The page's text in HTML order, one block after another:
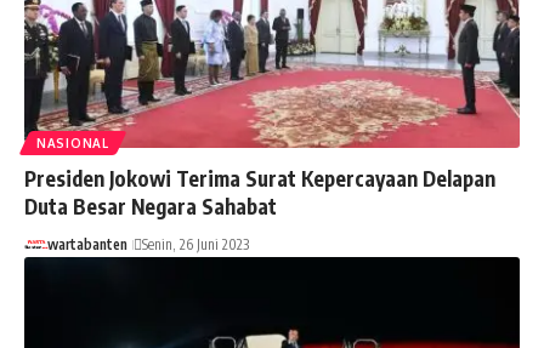
NASIONAL
Presiden Jokowi Terima Surat Kepercayaan Delapan
Duta Besar Negara Sahabat
wartabanten Senin, 26 Juni 2023